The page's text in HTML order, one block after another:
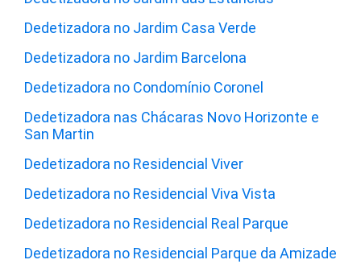
Dedetizadora no Jardim Casa Verde
Dedetizadora no Jardim Barcelona
Dedetizadora no Condomínio Coronel
Dedetizadora nas Chácaras Novo Horizonte e
San Martin
Dedetizadora no Residencial Viver
Dedetizadora no Residencial Viva Vista
Dedetizadora no Residencial Real Parque
Dedetizadora no Residencial Parque da Amizade